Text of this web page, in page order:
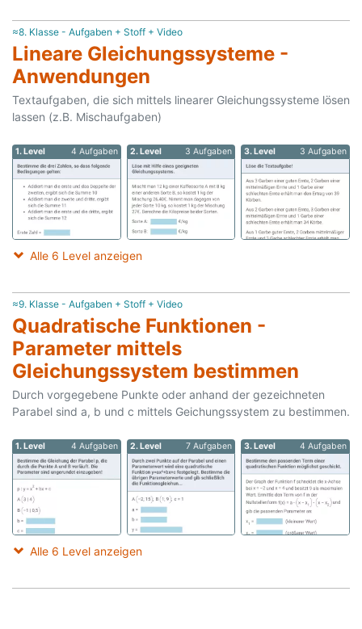
≈8. Klasse - Aufgaben + Stoff + Video
Lineare Gleichungssysteme -
Anwendungen
Textaufgaben, die sich mittels linearer Gleichungssysteme lösen
lassen (z.B. Mischaufgaben)
1. Level 4 Aufgaben 2. Level 3 Aufgaben 3. Level 3 Aufgaben
Alle 6 Level anzeigen
≈9. Klasse - Aufgaben + Stoff + Video
Quadratische Funktionen -
Parameter mittels
Gleichungssystem bestimmen
Durch vorgegebene Punkte oder anhand der gezeichneten
Parabel sind a, b und c mittels Geichungssystem zu bestimmen.
1. Level 4 Aufgaben 2. Level 7 Aufgaben 3. Level 4 Aufgaben
Alle 6 Level anzeigen